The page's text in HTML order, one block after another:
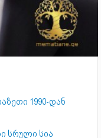
1990-დან
სრული სია